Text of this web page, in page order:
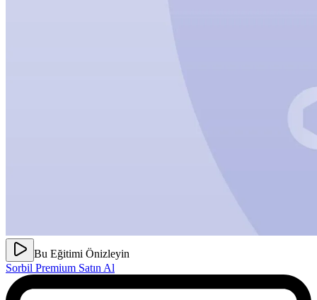
Bu Eğitimi Önizleyin
Sorbil Premium Satın Al